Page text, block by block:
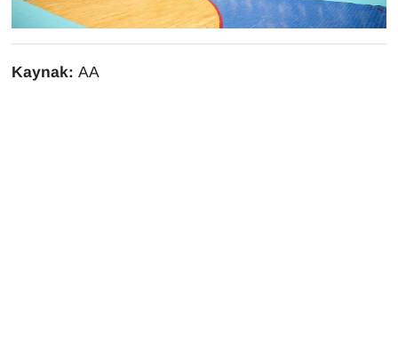
Kaynak: AA